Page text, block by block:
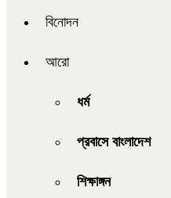
বিনোদন
আরো
ধর্ম
প্রবাসে বাংলাদেশ
শিক্ষাঙ্গন